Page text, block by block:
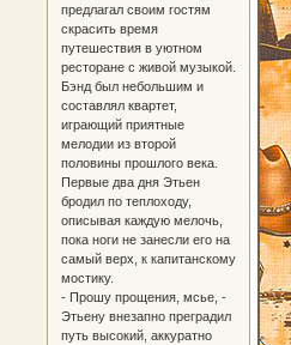
предлагал своим гостям
скрасить время
путешествия в уютном
ресторане с живой музыкой.
Бэнд был небольшим и
составлял квартет,
играющий приятные
мелодии из второй
половины прошлого века.
Первые два дня Этьен
бродил по теплоходу,
описывая каждую мелочь,
пока ноги не занесли его на
самый верх, к капитанскому
мостику.
- Прошу прощения, мсье, -
Этьену внезапно преградил
путь высокий, аккуратно